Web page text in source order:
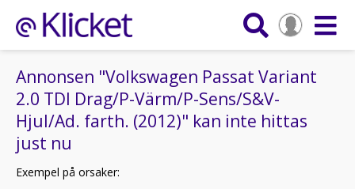
Annonsen "Volkswagen Passat Variant
2.0 TDI Drag/P-Värm/P-Sens/S&V-
Hjul/Ad. farth. (2012)" kan inte hittas
just nu
Exempel på orsaker: